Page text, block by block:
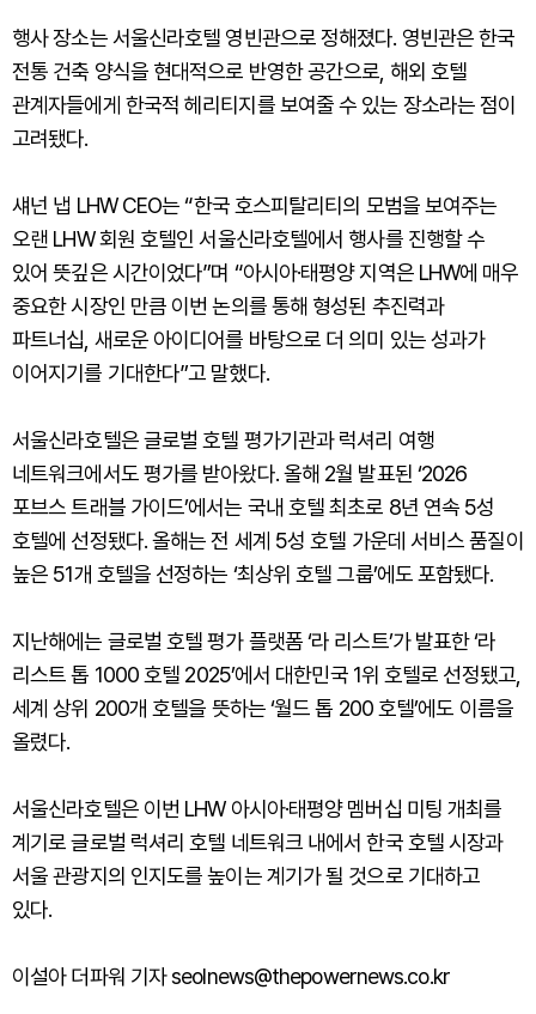
행사 장소는 서울신라호텔 영빈관으로 정해졌다. 영빈관은 한국
전통 건축 양식을 현대적으로 반영한 공간으로, 해외 호텔
관계자들에게 한국적 헤리티지를 보여줄 수 있는 장소라는 점이
고려됐다.
섀넌 냅 LHW CEO는 “한국 호스피탈리티의 모범을 보여주는
오랜 LHW 회원 호텔인 서울신라호텔에서 행사를 진행할 수
있어 뜻깊은 시간이었다”며 “아시아·태평양 지역은 LHW에 매우
중요한 시장인 만큼 이번 논의를 통해 형성된 추진력과
파트너십, 새로운 아이디어를 바탕으로 더 의미 있는 성과가
이어지기를 기대한다”고 말했다.
서울신라호텔은 글로벌 호텔 평가기관과 럭셔리 여행
네트워크에서도 평가를 받아왔다. 올해 2월 발표된 ‘2026
포브스 트래블 가이드’에서는 국내 호텔 최초로 8년 연속 5성
호텔에 선정됐다. 올해는 전 세계 5성 호텔 가운데 서비스 품질이
높은 51개 호텔을 선정하는 ‘최상위 호텔 그룹’에도 포함됐다.
지난해에는 글로벌 호텔 평가 플랫폼 ‘라 리스트’가 발표한 ‘라
리스트 톱 1000 호텔 2025’에서 대한민국 1위 호텔로 선정됐고,
세계 상위 200개 호텔을 뜻하는 ‘월드 톱 200 호텔’에도 이름을
올렸다.
서울신라호텔은 이번 LHW 아시아·태평양 멤버십 미팅 개최를
계기로 글로벌 럭셔리 호텔 네트워크 내에서 한국 호텔 시장과
서울 관광지의 인지도를 높이는 계기가 될 것으로 기대하고
있다.
이설아 더파워 기자 seolnews@thepowernews.co.kr